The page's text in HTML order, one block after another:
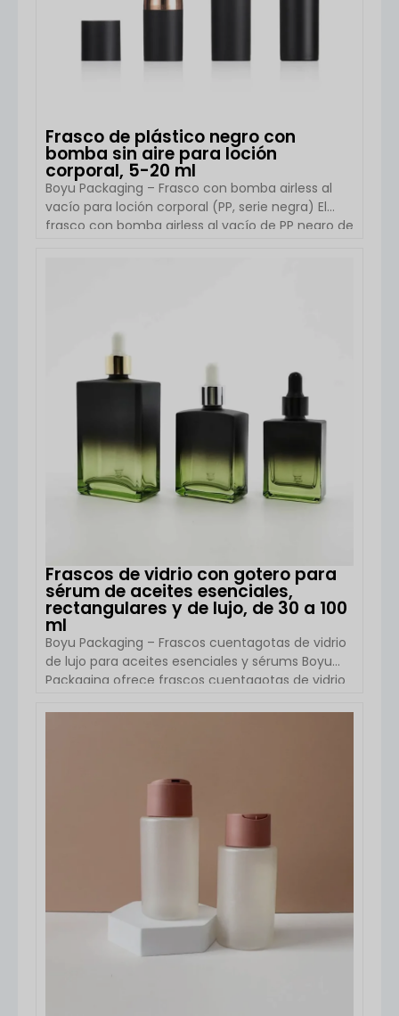
Frasco de plástico negro con
bomba sin aire para loción
corporal, 5-20 ml
Boyu Packaging – Frasco con bomba airless al
vacío para loción corporal (PP, serie negra) El
frasco con bomba airless al vacío de PP negro de
avanzado sistema de bomba al vacío que evita
eficazmente la exposición al aire, lo que ayuda a
Frascos de vidrio con gotero para
sérum de aceites esenciales,
rectangulares y de lujo, de 30 a 100
ml
Boyu Packaging – Frascos cuentagotas de vidrio
de lujo para aceites esenciales y sérums Boyu
Packaging ofrece frascos cuentagotas de vidrio
calidad, diseñados para productos de alta gama
centran en la imagen de marca.
artículo Nombre del producto Aceite esencial […]